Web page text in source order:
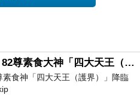
附近。
，怎麼遇到這樣的事只會鬧，不知
2026.7.10，第79、80、81、82尊素食大神「四大天王（護界）」降臨寶島台灣（6）
食神「四大天王（護界）」降臨